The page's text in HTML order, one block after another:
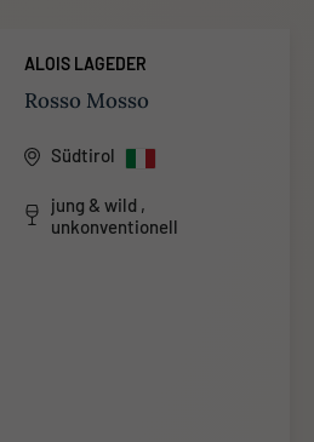
ALOIS LAGEDER
Rosso Mosso
Südtirol
jung & wild ,
unkonventionell